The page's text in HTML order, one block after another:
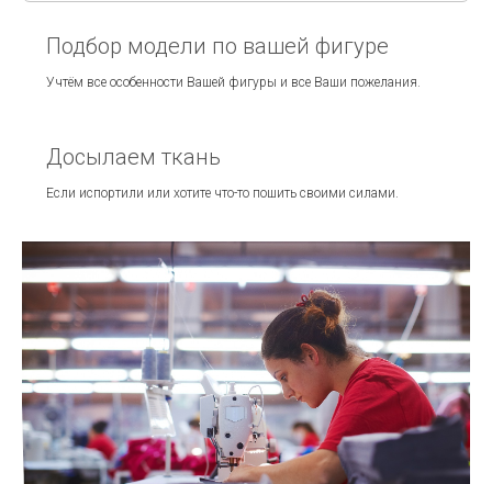
Подбор модели по вашей фигуре
Учтём все особенности Вашей фигуры и все Ваши пожелания.
Досылаем ткань
Если испортили или хотите что-то пошить своими силами.